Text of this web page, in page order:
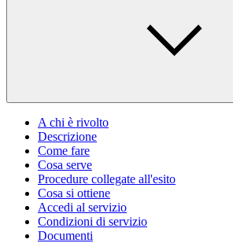
A chi è rivolto
Descrizione
Come fare
Cosa serve
Procedure collegate all'esito
Cosa si ottiene
Accedi al servizio
Condizioni di servizio
Documenti